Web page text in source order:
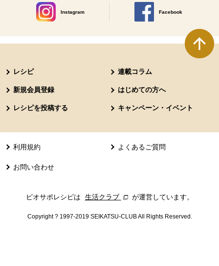
Instagram
別のウィンドウで開きます。
Facebook
別のウィンドウで開きます
レシピ 連載コラム
新規会員登録 はじめての方へ
レシピを投稿する キャンペーン・イベント
利用規約 よくあるご質問
お問い合わせ
ビオサポレシピは 生活クラブ 別のウィンドウで開きます。
が運営しています。
Copyright ? 1997-2019 SEIKATSU-CLUB All Rights Reserved.